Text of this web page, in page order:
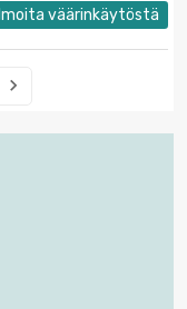
Ilmoita väärinkäytöstä
